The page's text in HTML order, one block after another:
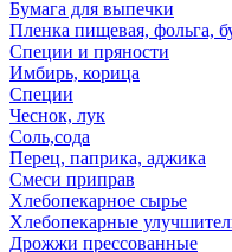
Бумага для выпечки
Пленка пищевая, фольга,
Специи и пряности
Имбирь, корица
Специи
Чеснок, лук
Соль,сода
Перец, паприка, аджика
Смеси приправ
Хлебопекарное сырье
Хлебопекарные
Дрожжи прессованные